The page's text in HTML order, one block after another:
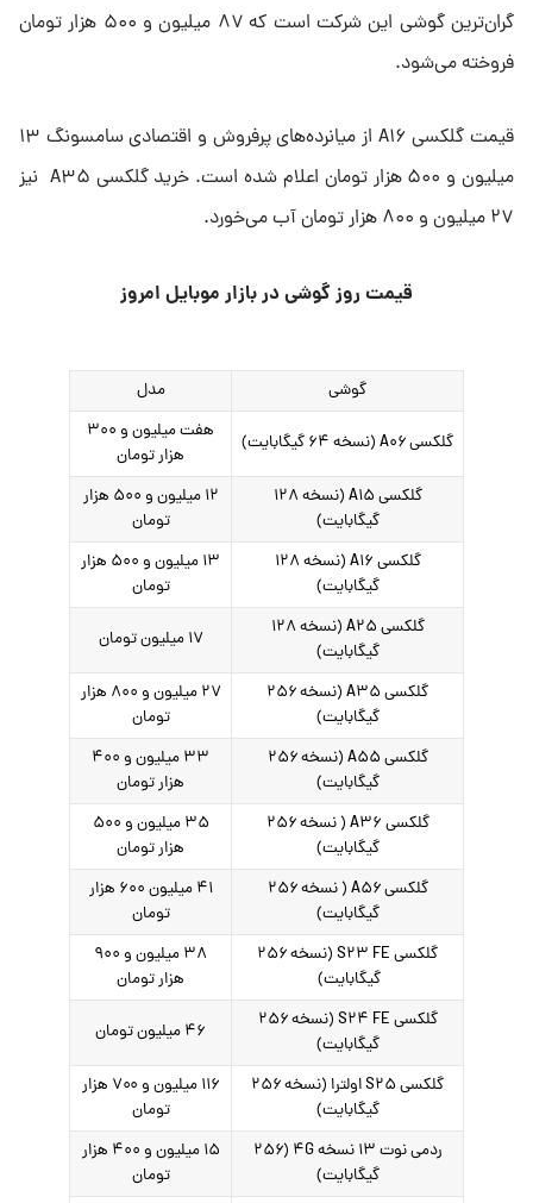
گران‌ترین گوشی این شرکت است که ۸۷ میلیون و ۵۰۰ هزار تومان
فروخته می‌شود.
قیمت گلکسی A۱۶ از میانرده‌های پرفروش و اقتصادی سامسونگ ۱۳
میلیون و ۵۰۰ هزار تومان اعلام شده است. خرید گلکسی A۳۵ نیز
۲۷ میلیون و ۸۰۰ هزار تومان آب می‌خورد.
قیمت روز گوشی در بازار موبایل امروز
گوشی مدل
گلکسی A۰۶ (نسخه ۶۴ گیگابایت)
هفت میلیون و ۳۰۰
هزار تومان
گلکسی A۱۵ (نسخه ۱۲۸
گیگابایت)
۱۲ میلیون و ۵۰۰ هزار
تومان
گلکسی A۱۶ (نسخه ۱۲۸
گیگابایت)
۱۳ میلیون و ۵۰۰ هزار
تومان
گلکسی A۲۵ (نسخه ۱۲۸
گیگابایت)
۱۷ میلیون تومان
گلکسی A۳۵ (نسخه ۲۵۶
گیگابایت)
۲۷ میلیون و ۸۰۰ هزار
تومان
گلکسی A۵۵ (نسخه ۲۵۶
گیگابایت)
۳۳ میلیون و ۴۰۰
هزار تومان
گلکسی A۳۶ ( نسخه ۲۵۶
گیگابایت)
۳۵ میلیون و ۵۰۰
هزار تومان
گلکسی A۵۶ ( نسخه ۲۵۶
گیگابایت)
۴۱ میلیون ۶۰۰ هزار
تومان
گلکسی S۲۳ FE (نسخه ۲۵۶
گیگابایت)
۳۸ میلیون و ۹۰۰
هزار تومان
گلکسی S۲۴ FE (نسخه ۲۵۶
گیگابایت)
۴۶ میلیون تومان
گلکسی S۲۵ اولترا (نسخه ۲۵۶
گیگابایت)
۱۱۶ میلیون و ۷۰۰ هزار
تومان
ردمی نوت ۱۳ نسخه ۴G (۲۵۶
گیگابایت)
۱۵ میلیون و ۴۰۰ هزار
تومان